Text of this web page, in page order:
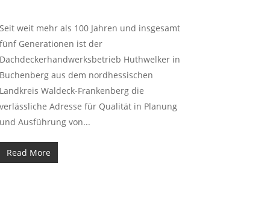
Seit weit mehr als 100 Jahren und insgesamt
fünf Generationen ist der
Dachdeckerhandwerksbetrieb Huthwelker in
Buchenberg aus dem nordhessischen
Landkreis Waldeck-Frankenberg die
verlässliche Adresse für Qualität in Planung
und Ausführung von...
Read More